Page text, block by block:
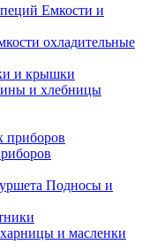
Емкости и
охладительные
и крышки
и хлебницы
Подносы и
и масленки